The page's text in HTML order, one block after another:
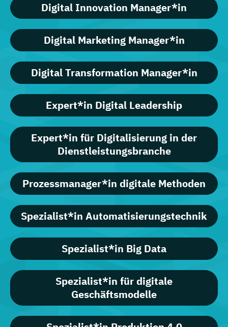
Digital Innovation Manager*in
Digital Marketing Manager*in
Digital Transformation Manager*in
Expert*in Digital Leadership
Expert*in für Digitalisierung in der
Dienstleistungsbranche
Prozessmanager*in digitale Methoden
Spezialist*in Automatisierungstechnik
Spezialist*in Big Data
Spezialist*in für digitale
Geschäftsmodelle